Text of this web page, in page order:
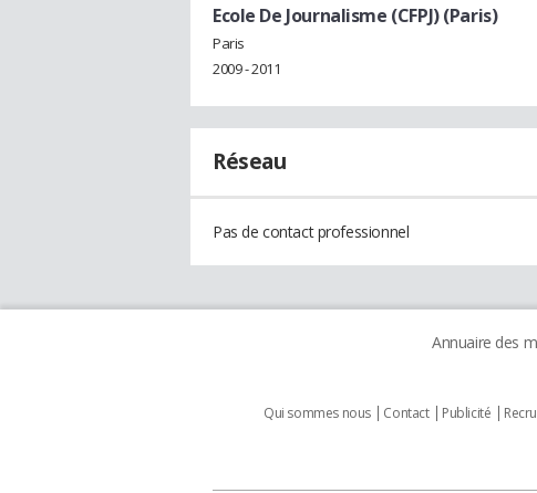
Ecole De Journalisme (CFPJ) (Paris)
Paris
2009 - 2011
Réseau
Pas de contact professionnel
Annuaire des
Qui sommes nous Contact Publicité